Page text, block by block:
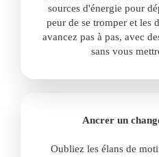
sources d'énergie pour
peur de se tromper et les
avancez pas à pas, avec
sans vous
Ancrer un
Oubliez les élans de